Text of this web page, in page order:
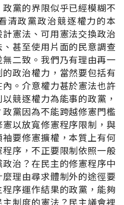
黨的界限似乎已經模糊不
清政黨政治競逐權力的本
憲法、可用憲法交換政治
甚至使用片面的民意調查
二致。我們乃有理由再一
政治權力，當然要包括有
。介意權力甚於憲法也許
競逐權力為能事的政黨，
黨因為不能跨越修憲門檻
以放寬修憲程序限制，與
要修憲擴權，本質上有何
序，不正要限制依照一般
治？在民主的修憲程序中
理由尋求體制外的途徑要
序運作結果的政黨，能夠
制度的憲法？民主議會裡